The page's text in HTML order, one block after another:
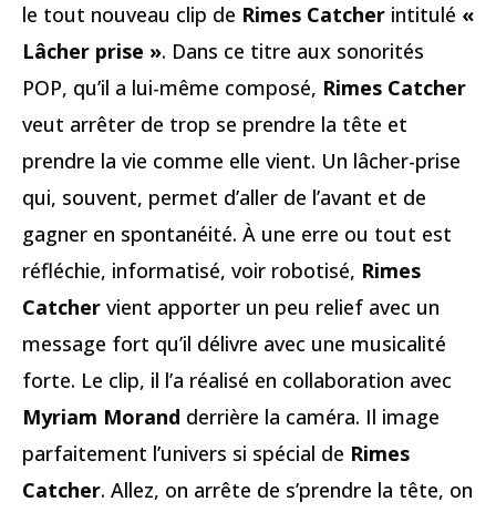
le tout nouveau clip de Rimes Catcher intitulé «
Lâcher prise ». Dans ce titre aux sonorités
POP, qu’il a lui-même composé, Rimes Catcher
veut arrêter de trop se prendre la tête et
prendre la vie comme elle vient. Un lâcher-prise
qui, souvent, permet d’aller de l’avant et de
gagner en spontanéité. À une erre ou tout est
réfléchie, informatisé, voir robotisé, Rimes
Catcher vient apporter un peu relief avec un
message fort qu’il délivre avec une musicalité
forte. Le clip, il l’a réalisé en collaboration avec
Myriam Morand derrière la caméra. Il image
parfaitement l’univers si spécial de Rimes
Catcher. Allez, on arrête de s’prendre la tête, on